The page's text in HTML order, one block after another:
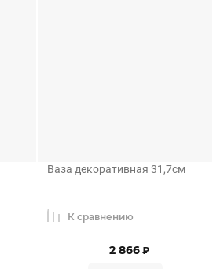
Ваза декоративная 31,7см
2 866 ₽
К сравнению